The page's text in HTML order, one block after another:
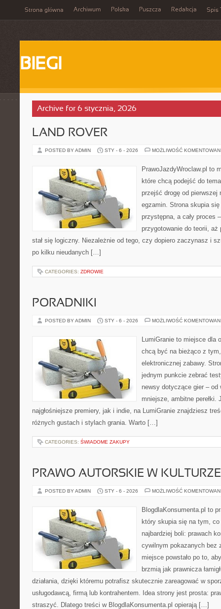
Strona główna Archiwum Polska Puszcza Redakcja Spis
BIEGI
Archive for 6 stycznia, 2026
LAND ROVER
POSTED BY ADMIN STY - 6 - 2026 MOŻLIWOŚĆ
PrawoJazdyWroclaw.pl to
które chcą podejść do
przejść drogę od
egzamin. Strona skupia
przystępna, a cały proces
przygotowanie do teorii,
stał się logiczny. Niezależnie od tego, czy dopiero zaczynasz i
po kilku nieudanych […]
CATEGORIES: ZDROWIE
PORADNIKI
POSTED BY ADMIN STY - 6 - 2026 MOŻLIWOŚĆ
LumiGranie to miejsce dla
chcą być na bieżąco z
elektronicznej zabawy.
jednym punkcie zebrać
newsy dotyczące gier – od
mniejsze, ambitne perełki.
najgłośniejsze premiery, jak i indie, na LumiGranie znajdziesz
różnych gustach i stylach grania. Warto […]
CATEGORIES: ŚWIADOME ZAKUPY
PRAWO AUTORSKIE W
POSTED BY ADMIN STY - 6 - 2026 MOŻLIWOŚĆ
BlogdlaKonsumenta.pl to
który skupia się na tym,
najbardziej boli: prawach
cywilnym pokazanych bez
miejsce powstało po to,
brzmią jak prawnicza
działania, dzięki któremu potrafisz skutecznie zareagować w
usługodawcą, firmą lub kontrahentem. Idea strony jest prosta:
straszyć. Dlatego treści w BlogdlaKonsumenta.pl opierają […]